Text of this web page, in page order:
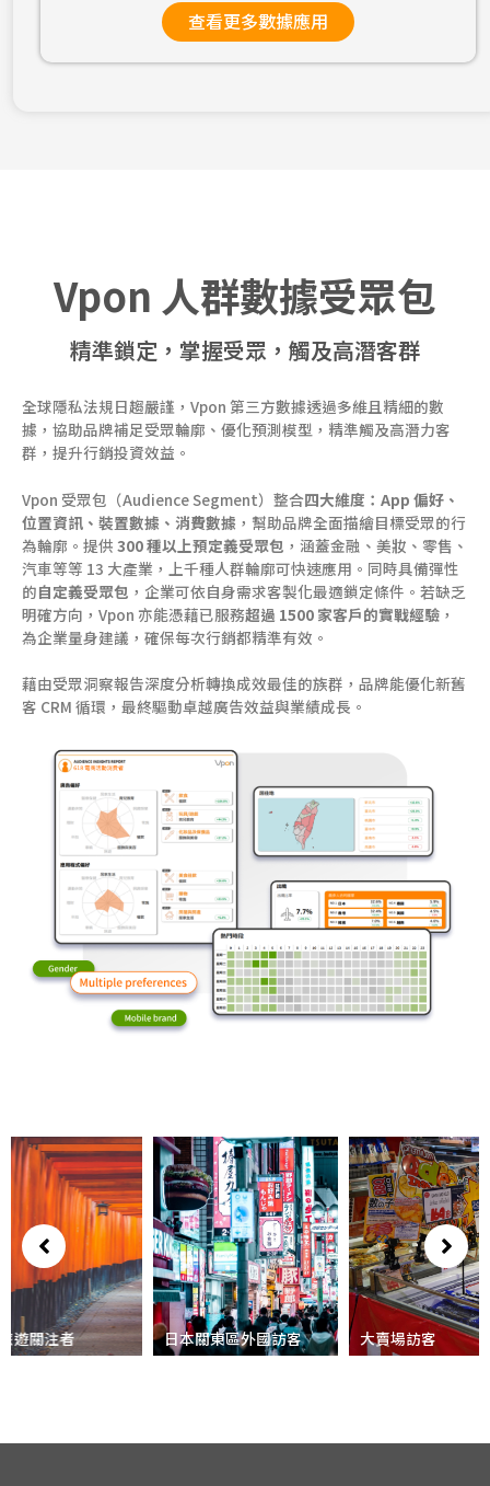
查看更多數據應用
Vpon 人群數據受眾包​
精準鎖定，掌握受眾，觸及高潛客群​
全球隱私法規日趨嚴謹，Vpon 第三方數據透過多維且精細的數
據，協助品牌補足受眾輪廓、優化預測模型，精準觸及高潛力客
群，提升行銷投資效益。
Vpon 受眾包（Audience Segment）整合四大維度：App 偏好、
位置資訊、裝置數據、消費數據 ，幫助品牌全面描繪目標受眾的行
為輪廓。提供 300 種以上預定義受眾包 ，涵蓋金融、美妝、零售、
汽車等等 13 大產業，上千種人群輪廓可快速應用。同時具備彈性
的自定義受眾包 ，企業可依自身需求客製化最適鎖定條件。若缺乏
明確方向，Vpon 亦能憑藉已服務超過 1500 家客戶的實戰經驗 ，
為企業量身建議，確保每次行銷都精準有效。
藉由受眾洞察報告深度分析轉換成效最佳的族群， 品牌能優化新舊
客 CRM 循環，最終驅動卓越廣告效益與業績成長。
遊關注者 日本關東區外國訪客 大賣場訪客